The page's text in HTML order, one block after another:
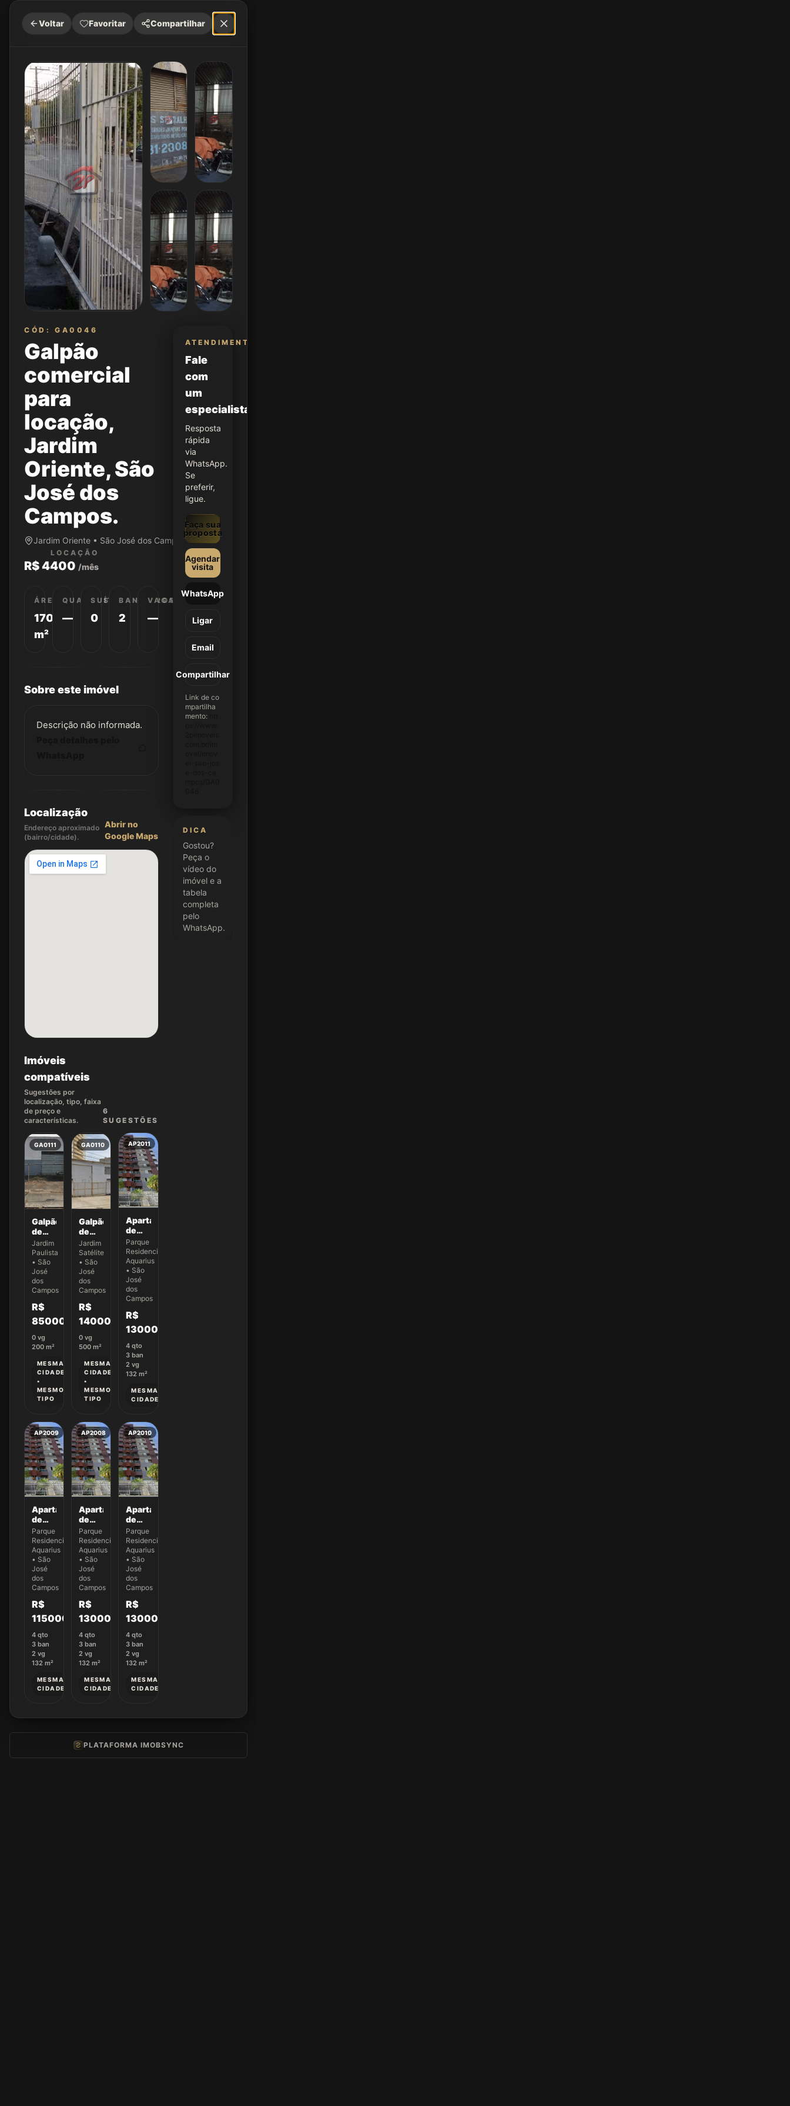
Voltar Favoritar Compartilhar
CÓD: GA0046
Galpão
comercial
para
locação,
Jardim
Oriente, São
José dos
Campos.
Jardim Oriente • São José dos Campos/SP
LOCAÇÃO
R$ 4400 /mês
ÁREA
170
m²
QUARTOS
—
SUÍTES
0
BANHEIROS
2
VAGAS
—
Sobre este imóvel
Descrição não informada.
Localização
Endereço aproximado
(bairro/cidade).
Abrir no
Google Maps
Imóveis
compatíveis
Sugestões por
localização, tipo, faixa
de preço e
características.
6
SUGESTÕES
GA0111
Galpão
de
200
m² na
Av.
Benedito
Matarazzo
Jardim
Paulista
• São
José
dos
Campos
R$
850000
0 vg
200 m²
MESMA
CIDADE
•
MESMO
TIPO
GA0110
Galpão
de
500
m²
para
locação
no
Jardim
Satélite
Jardim
Satélite
• São
José
dos
Campos
R$
14000
/mês
0 vg
500 m²
MESMA
CIDADE
•
MESMO
TIPO
AP2011
Apartamento
de
132,87
m² no
Ed.
New
York -
Apto
43
Parque
Residencial
Aquarius
• São
José
dos
Campos
R$
1300000
4 qto
3 ban
2 vg
132 m²
MESMA
CIDADE
AP2009
Apartamento
de
132,87
m² no
Ed.
New
York -
Apto
14
Parque
Residencial
Aquarius
• São
José
dos
Campos
R$
1150000
4 qto
3 ban
2 vg
132 m²
MESMA
CIDADE
AP2008
Apartamento
de
132,87
m² no
Ed.
New
York -
Apto
61
Parque
Residencial
Aquarius
• São
José
dos
Campos
R$
1300000
4 qto
3 ban
2 vg
132 m²
MESMA
CIDADE
AP2010
Apartamento
de
132,87
m² no
Ed.
New
York -
Apto
22
Parque
Residencial
Aquarius
• São
José
dos
Campos
R$
1300000
4 qto
3 ban
2 vg
132 m²
MESMA
CIDADE
ATENDIMENTO
Fale
com
um
especialista
Resposta
rápida
via
WhatsApp.
Se
preferir,
ligue.
Faça sua
proposta
Agendar
visita
WhatsApp
Ligar
Email
Compartilhar
Link de co
mpartilha
mento:
DICA
Gostou?
Peça o
vídeo do
imóvel e a
tabela
completa
pelo
WhatsApp.
PLATAFORMA IMOBSYNC